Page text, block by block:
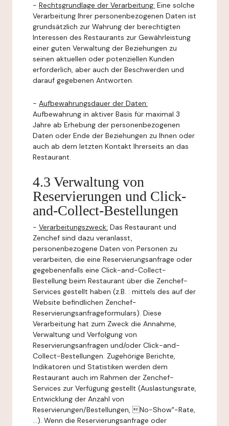
- Rechtsgrundlage der Verarbeitung: Eine solche
Verarbeitung Ihrer personenbezogenen Daten ist
grundsätzlich zur Wahrung der berechtigten
Interessen des Restaurants zur Gewährleistung
einer guten Verwaltung der Beziehungen zu
seinen aktuellen oder potenziellen Kunden
erforderlich, aber auch der Beschwerden und
darauf gegebenen Antworten.
- Aufbewahrungsdauer der Daten:
Aufbewahrung in aktiver Basis für maximal 3
Jahre ab Erhebung der personenbezogenen
Daten oder Ende der Beziehungen zu Ihnen oder
auch ab dem letzten Kontakt Ihrerseits an das
Restaurant.
4.3 Verwaltung von
Reservierungen und Click-
and-Collect-Bestellungen
- Verarbeitungszweck: Das Restaurant und
Zenchef sind dazu veranlasst,
personenbezogene Daten von Personen zu
verarbeiten, die eine Reservierungsanfrage oder
gegebenenfalls eine Click-and-Collect-
Bestellung beim Restaurant über die Zenchef-
Services gestellt haben (z.B. : mittels des auf der
Website befindlichen Zenchef-
Reservierungsanfrageformulars). Diese
Verarbeitung hat zum Zweck die Annahme,
Verwaltung und Verfolgung von
Reservierungsanfragen und/oder Click-and-
Collect-Bestellungen. Zugehörige Berichte,
Indikatoren und Statistiken werden dem
Restaurant auch im Rahmen der Zenchef-
Services zur Verfügung gestellt (Auslastungsrate,
Entwicklung der Anzahl von
Reservierungen/Bestellungen, No-Show"-Rate,
...). Wenn die Reservierungsanfrage oder